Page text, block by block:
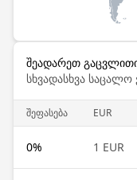
შეადარეთ
სხვადასხვა საცალო
შეფასება EUR
0% 1 EUR